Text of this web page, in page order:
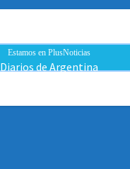
Estamos en PlusNoticias
Diarios de Argentina